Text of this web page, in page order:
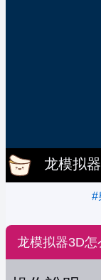
龙模拟
#
龙模拟器3D怎